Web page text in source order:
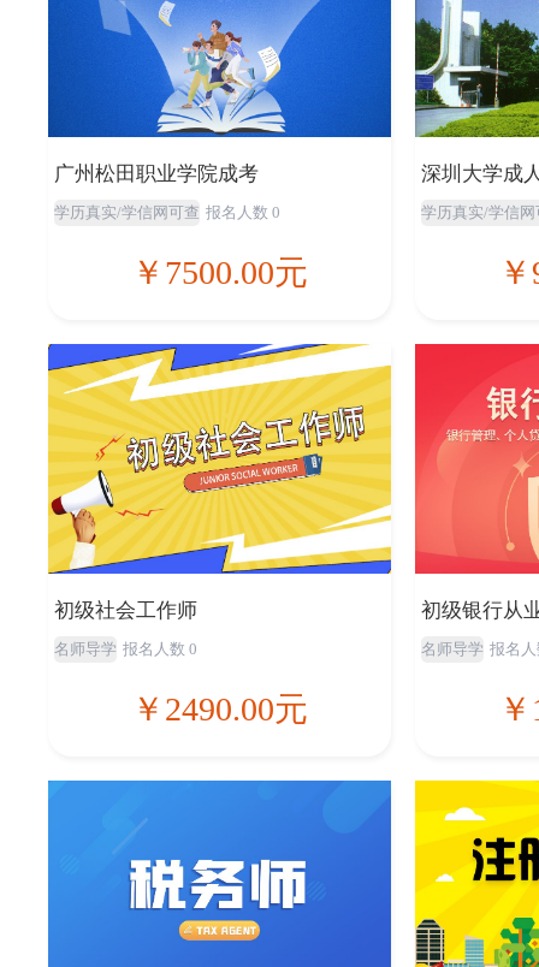
广州松田职业学院成考
学历真实/学信网可查 报名人数 0
￥7500.00元
深圳大学成
学历真实/学信网
初级社会工作师
名师导学 报名人数 0
￥2490.00元
初级银行从
名师导学 报名